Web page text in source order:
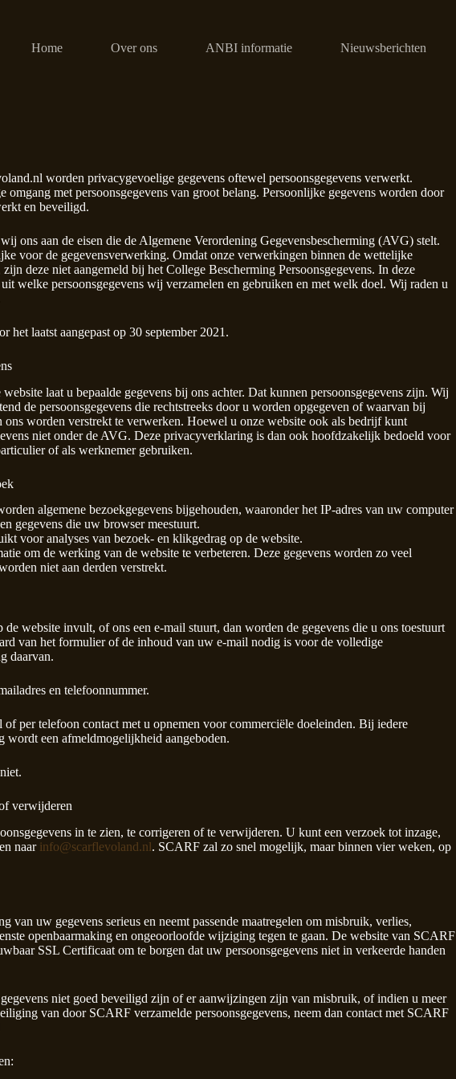
Home Over ons ANBI informatie Nieuwsberichten
worden privacygevoelige gegevens oftewel persoonsgegevens verwerkt.
met persoonsgegevens van groot belang. Persoonlijke gegevens worden door
en beveiligd.
ons aan de eisen die de Algemene Verordening Gegevensbescherming (AVG) stelt.
voor de gegevensverwerking. Omdat onze verwerkingen binnen de wettelijke
deze niet aangemeld bij het College Bescherming Persoonsgegevens. In deze
welke persoonsgegevens wij verzamelen en gebruiken en met welk doel. Wij raden u
het laatst aangepast op 30 september 2021.
laat u bepaalde gegevens bij ons achter. Dat kunnen persoonsgegevens zijn. Wij
de persoonsgegevens die rechtstreeks door u worden opgegeven of waarvan bij
ons worden verstrekt te verwerken. Hoewel u onze website ook als bedrijf kunt
niet onder de AVG. Deze privacyverklaring is dan ook hoofdzakelijk bedoeld voor
of als werknemer gebruiken.
algemene bezoekgegevens bijgehouden, waaronder het IP-adres van uw computer
gegevens die uw browser meestuurt.
voor analyses van bezoek- en klikgedrag op de website.
om de werking van de website te verbeteren. Deze gegevens worden zo veel
niet aan derden verstrekt.
website invult, of ons een e-mail stuurt, dan worden de gegevens die u ons toestuurt
van het formulier of de inhoud van uw e-mail nodig is voor de volledige
daarvan.
en telefoonnummer.
per telefoon contact met u opnemen voor commerciële doeleinden. Bij iedere
wordt een afmeldmogelijkheid aangeboden.
verwijderen
in te zien, te corrigeren of te verwijderen. U kunt een verzoek tot inzage,
naar info@scarflevoland.nl. SCARF zal zo snel mogelijk, maar binnen vier weken, op
van uw gegevens serieus en neemt passende maatregelen om misbruik, verlies,
openbaarmaking en ongeoorloofde wijziging tegen te gaan. De website van SCARF
SSL Certificaat om te borgen dat uw persoonsgegevens niet in verkeerde handen
niet goed beveiligd zijn of er aanwijzingen zijn van misbruik, of indien u meer
van door SCARF verzamelde persoonsgegevens, neem dan contact met SCARF